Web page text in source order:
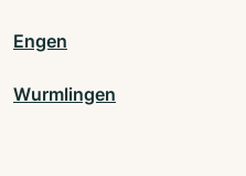
Engen
Wurmlingen